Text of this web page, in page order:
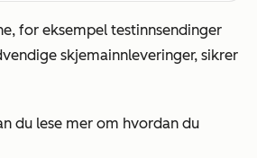
for eksempel testinnsendinger
skjemainnleveringer, sikrer
du lese mer om hvordan du